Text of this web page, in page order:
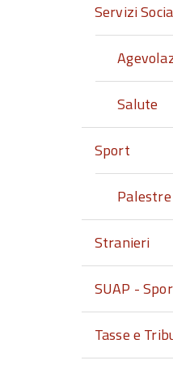
Servizi
Salute
Sport
Stranieri
SUAP -
Tasse e